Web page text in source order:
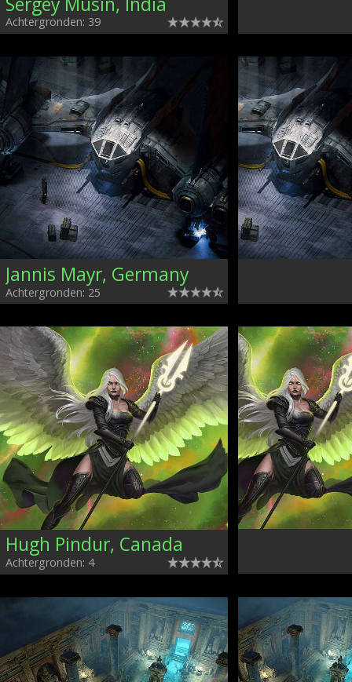
Achtergronden: 39
Jannis Mayr, Germany
Achtergronden: 25
Hugh Pindur, Canada
Achtergronden: 4